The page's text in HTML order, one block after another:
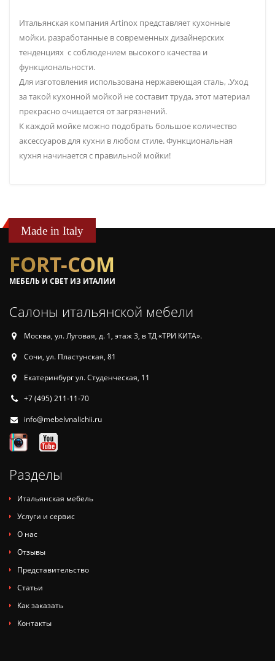
Итальянская компания Artinox представляет кухонные
мойки, разработанные в современных дизайнерских
тенденциях с соблюдением высокого качества и
функциональности.
Для изготовления использована нержавеющая сталь, .Уход
за такой кухонной мойкой не составит труда, этот материал
прекрасно очищается от загрязнений.
К каждой мойке можно подобрать большое количество
аксессуаров для кухни в любом стиле. Функциональная
кухня начинается с правильной мойки!
Made in Italy
FORT-COM
МЕБЕЛЬ И СВЕТ ИЗ ИТАЛИИ
Салоны итальянской мебели
Москва, ул. Луговая, д. 1, этаж 3, в ТД «ТРИ КИТА».
Сочи, ул. Пластунская, 81
Екатеринбург ул. Студенческая, 11
+7 (495) 211-11-70
info@mebelvnalichii.ru
Разделы
Итальянская мебель
Услуги и сервис
О нас
Отзывы
Представительство
Статьи
Как заказать
Контакты